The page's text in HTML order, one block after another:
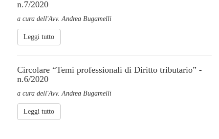
n.7/2020
a cura dell'Avv. Andrea Bugamelli
Leggi tutto
Circolare “Temi professionali di Diritto tributario” -
n.6/2020
a cura dell'Avv. Andrea Bugamelli
Leggi tutto